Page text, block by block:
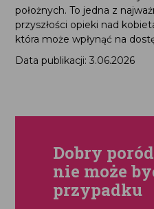
położnych. To jedna z
przyszłości opieki nad
która może wpłynąć na
Data publikacji: 3.06.2026
Dobry poród
nie może
przypadku